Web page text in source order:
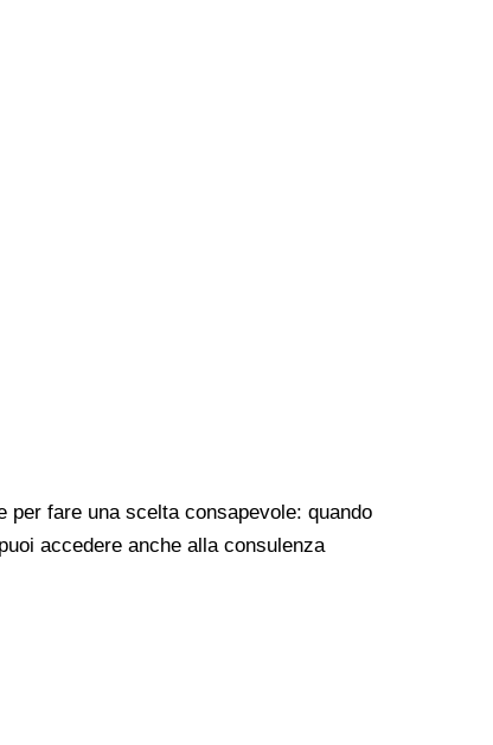
fare una scelta consapevole: quando
accedere anche alla consulenza